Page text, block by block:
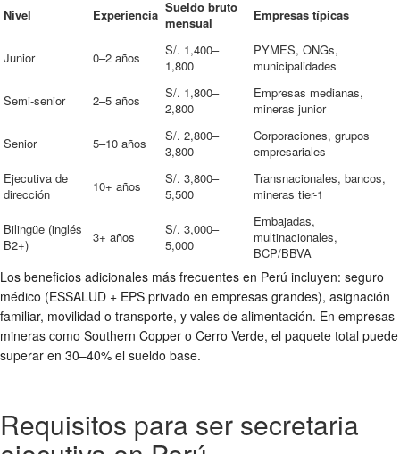
Nivel Experiencia Sueldo bruto
mensual
Empresas típicas
Junior 0–2 años
S/. 1,400–
1,800
PYMES, ONGs,
municipalidades
Semi-senior 2–5 años
S/. 1,800–
2,800
Empresas medianas,
mineras junior
Senior 5–10 años
S/. 2,800–
3,800
Corporaciones, grupos
empresariales
Ejecutiva de
dirección
10+ años
S/. 3,800–
5,500
Transnacionales, bancos,
mineras tier-1
Bilingüe (inglés
B2+)
3+ años
S/. 3,000–
5,000
Embajadas,
multinacionales,
BCP/BBVA
Los beneficios adicionales más frecuentes en Perú incluyen: seguro
médico (ESSALUD + EPS privado en empresas grandes), asignación
familiar, movilidad o transporte, y vales de alimentación. En empresas
mineras como Southern Copper o Cerro Verde, el paquete total puede
superar en 30–40% el sueldo base.
Requisitos para ser secretaria